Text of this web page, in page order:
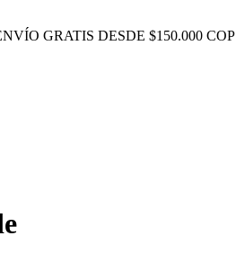
GRATIS DESDE $150.000 COP